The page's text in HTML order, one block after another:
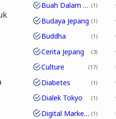
Buah Dalam Bahasa Jepang 1
Budaya Jepang 1
Buddha 1
Cerita Jepang 3
Culture 17
Diabetes 1
Dialek Tokyo 1
Digital Marketing 1